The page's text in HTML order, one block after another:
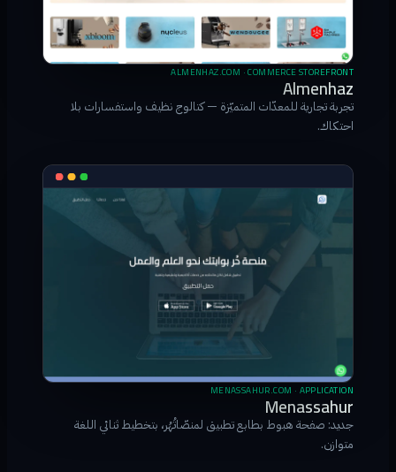
ALMENHAZ.COM · COMMERCE STOREFRONT
Almenhaz
تجربة تجارية للمعدّات المتميّزة — كتالوج نظيف واستفسارات بلا
احتكاك.
MENASSAHUR.COM · APPLICATION
Menassahur
جديد: صفحة هبوط بطابع تطبيق لمنصّاتُهُر، بتخطيط ثنائي اللغة
متوازن.